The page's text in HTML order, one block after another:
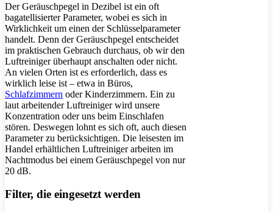
Der Geräuschpegel in Dezibel ist ein oft
bagatellisierter Parameter, wobei es sich in
Wirklichkeit um einen der Schlüsselparameter
handelt. Denn der Geräuschpegel entscheidet
im praktischen Gebrauch durchaus, ob wir den
Luftreiniger überhaupt anschalten oder nicht.
An vielen Orten ist es erforderlich, dass es
wirklich leise ist – etwa in Büros,
Schlafzimmern oder Kinderzimmern. Ein zu
laut arbeitender Luftreiniger wird unsere
Konzentration oder uns beim Einschlafen
stören. Deswegen lohnt es sich oft, auch diesen
Parameter zu berücksichtigen. Die leisesten im
Handel erhältlichen Luftreiniger arbeiten im
Nachtmodus bei einem Geräuschpegel von nur
20 dB.
Filter, die eingesetzt werden